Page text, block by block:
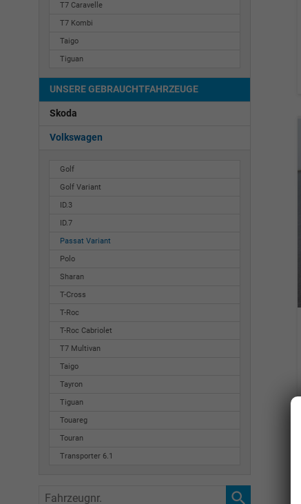
T7 Caravelle
T7 Kombi
Taigo
Tiguan
UNSERE GEBRAUCHTFAHRZEUGE
Skoda
Volkswagen
Golf
Golf Variant
ID.3
ID.7
Passat Variant
Polo
Sharan
T-Cross
T-Roc
T-Roc Cabriolet
T7 Multivan
Taigo
Tayron
Tiguan
Touareg
Touran
Transporter 6.1
Fahrzeugnr.